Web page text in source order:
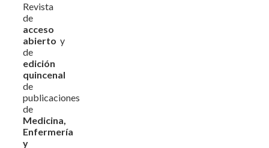
Revista
de
acceso
abierto y
de
edición
quincenal
de
publicaciones
de
Medicina,
Enfermería
y